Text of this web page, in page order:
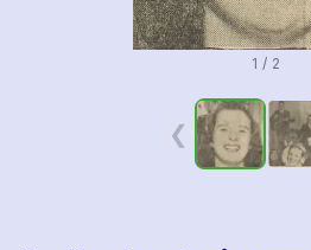
1 / 2
❮